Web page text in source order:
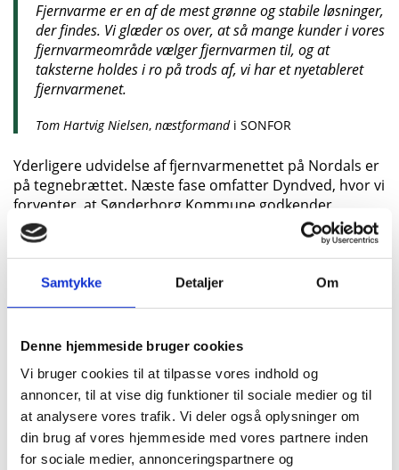
Samtykke Detaljer Om
Denne hjemmeside bruger cookies
Vi bruger cookies til at tilpasse vores indhold og
annoncer, til at vise dig funktioner til sociale medier og til
at analysere vores trafik. Vi deler også oplysninger om
din brug af vores hjemmeside med vores partnere inden
for sociale medier, annonceringspartnere og
Fjernvarme er en af de mest grønne og stabile løsninger,
der findes. Vi glæder os over, at så mange kunder i vores
fjernvarmeområde vælger fjernvarmen til, og at
taksterne holdes i ro på trods af, vi har et nyetableret
fjernvarmenet.
Tom Hartvig Nielsen, næstformandi SONFOR
Yderligere udvidelse af fjernvarmenettet på Nordals er
på tegnebrættet. Næste fase omfatter Dyndved, hvor vi
forventer, at Sønderborg Kommune godkender
projektforslaget som planlagt i december. Herefter skal
vi søge om tilskud fra fjernvarmepuljen, der for nyligt
blev en del af finansloven 2024-aftalen.
omkostninger på Nordals, vil der på sigt være flere om
at dele.
Det er en helt afgørende brik i den grønne omstilling, at
vi får udfaset de fossile brændstoffer til fordel for mere